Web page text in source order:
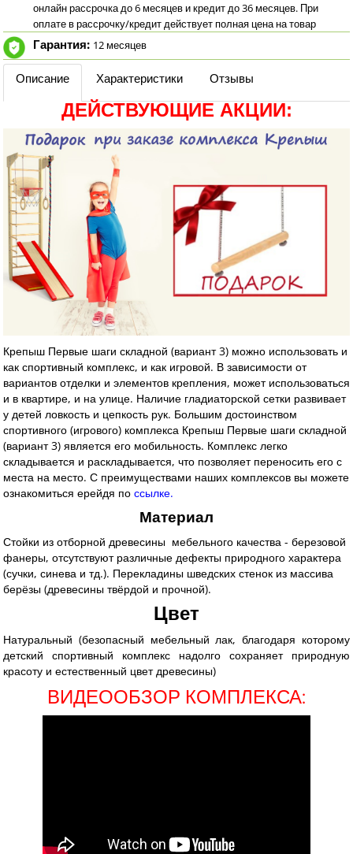
онлайн рассрочка до 6 месяцев и кредит до 36 месяцев. При
оплате в рассрочку/кредит действует полная цена на товар
Гарантия: 12 месяцев
Описание Характеристики Отзывы
ДЕЙСТВУЮЩИЕ АКЦИИ:
Крепыш Первые шаги складной (вариант 3) можно использовать и
как спортивный комплекс, и как игровой. В зависимости от
вариантов отделки и элементов крепления, может использоваться
и в квартире, и на улице. Наличие гладиаторской сетки развивает
у детей ловкость и цепкость рук. Большим достоинством
спортивного (игрового) комплекса Крепыш Первые шаги складной
(вариант 3) является его мобильность. Комплекс легко
складывается и раскладывается, что позволяет переносить его с
места на место. С преимуществами наших комплексов вы можете
ознакомиться ерейдя по ссылке.
Материал
Стойки из отборной древесины мебельного качества - березовой
фанеры, отсутствуют различные дефекты природного характера
(сучки, синева и тд.). Перекладины шведских стенок из массива
берёзы (древесины твёрдой и прочной).
Цвет
Натуральный (безопасный мебельный лак, благодаря которому
детский спортивный комплекс надолго сохраняет природную
красоту и естественный цвет древесины)
ВИДЕООБЗОР КОМПЛЕКСА: